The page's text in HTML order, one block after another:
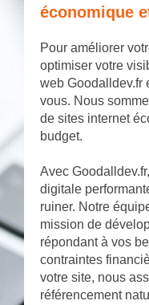
économique
Pour améliorer
optimiser votre
web Goodalldev.fr
vous. Nous
de sites internet
budget.
Avec
digitale
ruiner. Notre
mission de
répondant à vos
contraintes
votre site, nous
référencement